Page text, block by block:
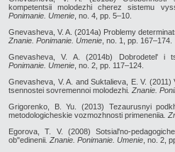
kompetentsii molodezhi cherez sistemu
Ponimanie. Umenie , no. 4, pp. 5–10.
Gnevasheva, V. A. (2014a) Problemy
Znanie. Ponimanie. Umenie , no. 1, pp. 167–174.
Gnevasheva, V. A. (2014b) Dobrodetel' i
Ponimanie. Umenie , no. 2, pp. 117–124.
Gnevasheva, V. A. and Suktalieva, E. V.
tsennostei sovremennoi molodezhi . Znanie.
Grigorenko, B. Yu. (2013) Tezaurusnyi
metodologicheskie vozmozhnosti primeneniia .
Egorova, T. V. (2008) Sotsial'no-
ob"edinenii . Znanie. Ponimanie. Umenie , no. 2,